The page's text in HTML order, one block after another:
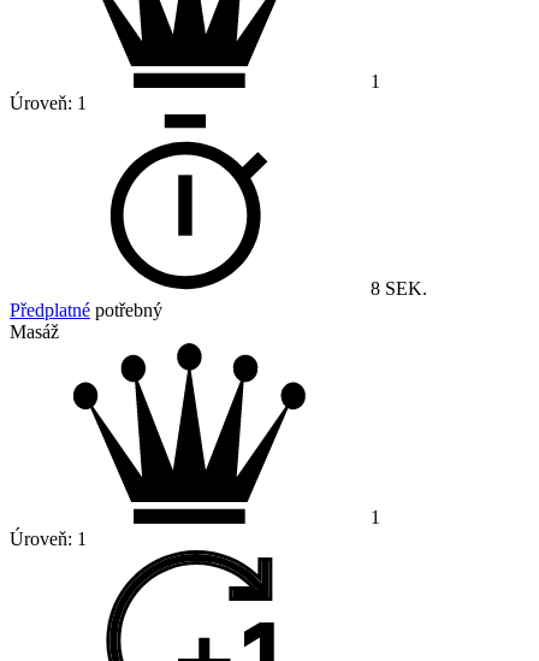
1
Úroveň: 1
8 SEK.
Předplatné potřebný
Masáž
1
Úroveň: 1